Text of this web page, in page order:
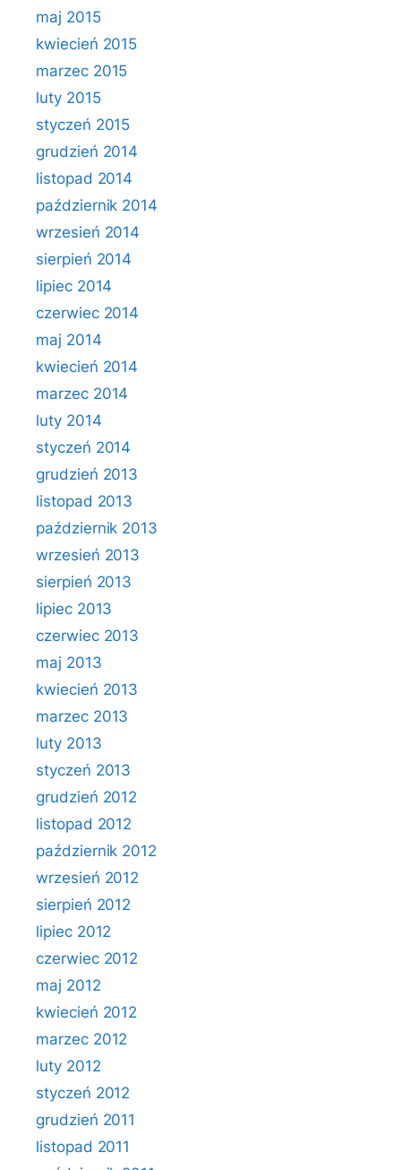
maj 2015
kwiecień 2015
marzec 2015
luty 2015
styczeń 2015
grudzień 2014
listopad 2014
październik 2014
wrzesień 2014
sierpień 2014
lipiec 2014
czerwiec 2014
maj 2014
kwiecień 2014
marzec 2014
luty 2014
styczeń 2014
grudzień 2013
listopad 2013
październik 2013
wrzesień 2013
sierpień 2013
lipiec 2013
czerwiec 2013
maj 2013
kwiecień 2013
marzec 2013
luty 2013
styczeń 2013
grudzień 2012
listopad 2012
październik 2012
wrzesień 2012
sierpień 2012
lipiec 2012
czerwiec 2012
maj 2012
kwiecień 2012
marzec 2012
luty 2012
styczeń 2012
grudzień 2011
listopad 2011